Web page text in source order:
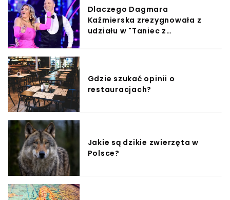
Dlaczego Dagmara
Kaźmierska zrezygnowała z
udziału w "Taniec z
Gdzie szukać opinii o
restauracjach?
Jakie są dzikie zwierzęta w
Polsce?